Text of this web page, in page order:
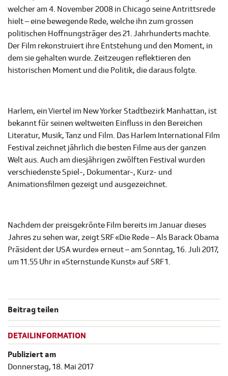
welcher am 4. November 2008 in Chicago seine Antrittsrede
hielt – eine bewegende Rede, welche ihn zum grossen
politischen Hoffnungsträger des 21. Jahrhunderts machte.
Der Film rekonstruiert ihre Entstehung und den Moment, in
dem sie gehalten wurde. Zeitzeugen reflektieren den
historischen Moment und die Politik, die daraus folgte.
Harlem, ein Viertel im New Yorker Stadtbezirk Manhattan, ist
bekannt für seinen weltweiten Einfluss in den Bereichen
Literatur, Musik, Tanz und Film. Das Harlem International Film
Festival zeichnet jährlich die besten Filme aus der ganzen
Welt aus. Auch am diesjährigen zwölften Festival wurden
verschiedenste Spiel-, Dokumentar-, Kurz- und
Animationsfilmen gezeigt und ausgezeichnet.
Nachdem der preisgekrönte Film bereits im Januar dieses
Jahres zu sehen war, zeigt SRF «Die Rede – Als Barack Obama
Präsident der USA wurde» erneut – am Sonntag, 16. Juli 2017,
um 11.55 Uhr in «Sternstunde Kunst» auf SRF 1.
Beitrag teilen
DETAILINFORMATION
Publiziert am
Donnerstag, 18. Mai 2017